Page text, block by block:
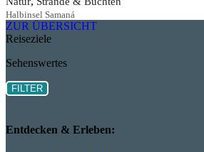
Halbinsel Samaná
ZUR ÜBERSICHT
Reiseziele
Sehenswertes
FILTER
Entdecken & Erleben: